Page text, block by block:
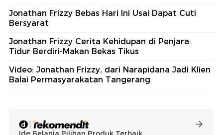
Jonathan Frizzy Bebas Hari Ini Usai Dapat Cuti
Bersyarat
Jonathan Frizzy Cerita Kehidupan di Penjara:
Tidur Berdiri-Makan Bekas Tikus
Video: Jonathan Frizzy, dari Narapidana Jadi Klien
Balai Permasyarakatan Tangerang